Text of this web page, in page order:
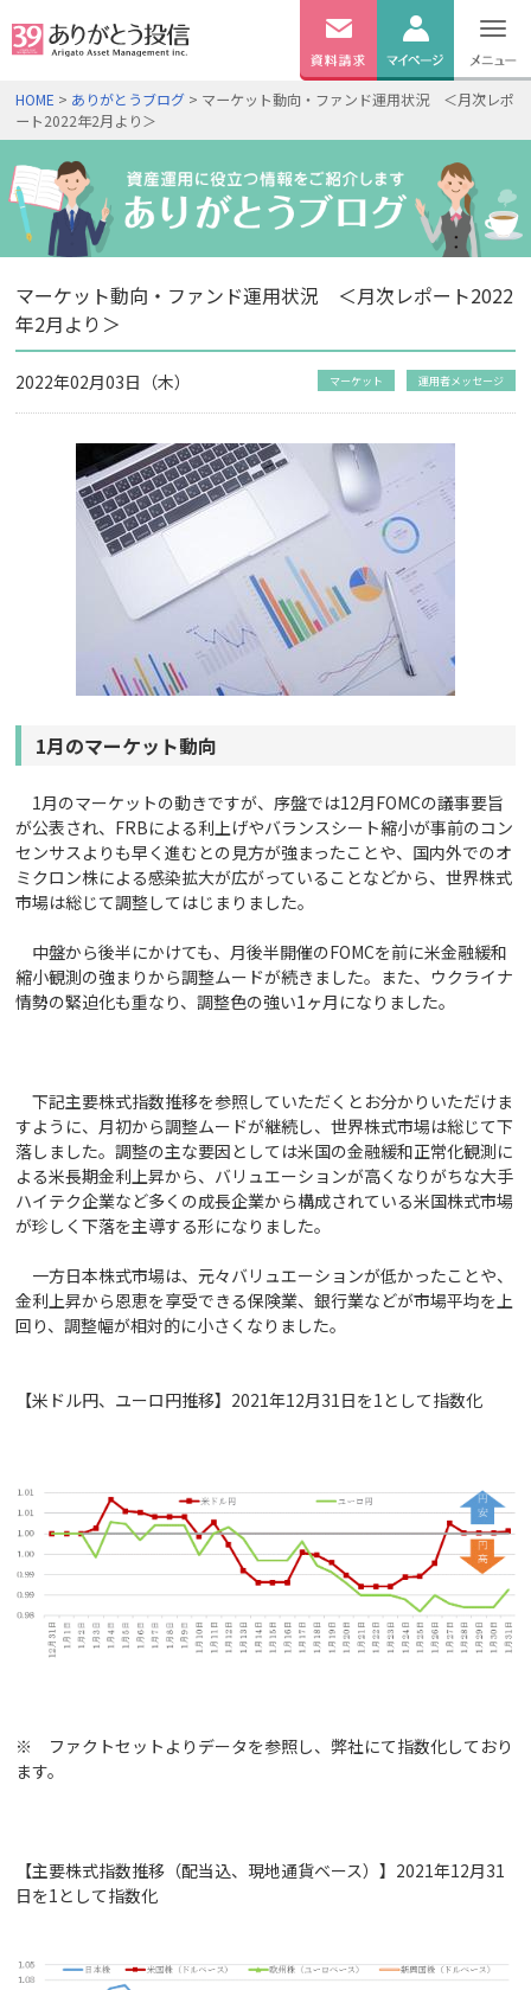
無料資料
口座開設
ログイン
HOME > ありがとうブログ > マーケット動向・ファンド運用状況 ＜月次レポ
ート2022年2月より＞
マーケット動向・ファンド運用状況 ＜月次レポート2022
年2月より＞
2022年02月03日（木） マーケット 運用者メッセージ
1月のマーケット動向
1月のマーケットの動きですが、序盤では12月FOMCの議事要旨
が公表され、FRBによる利上げやバランスシート縮小が事前のコン
センサスよりも早く進むとの見方が強まったことや、国内外でのオ
ミクロン株による感染拡大が広がっていることなどから、世界株式
市場は総じて調整してはじまりました。
中盤から後半にかけても、月後半開催のFOMCを前に米金融緩和
縮小観測の強まりから調整ムードが続きました。また、ウクライナ
情勢の緊迫化も重なり、調整色の強い1ヶ月になりました。
下記主要株式指数推移を参照していただくとお分かりいただけま
すように、月初から調整ムードが継続し、世界株式市場は総じて下
落しました。調整の主な要因としては米国の金融緩和正常化観測に
よる米長期金利上昇から、バリュエーションが高くなりがちな大手
ハイテク企業など多くの成長企業から構成されている米国株式市場
が珍しく下落を主導する形になりました。
一方日本株式市場は、元々バリュエーションが低かったことや、
金利上昇から恩恵を享受できる保険業、銀行業などが市場平均を上
回り、調整幅が相対的に小さくなりました。
【米ドル円、ユーロ円推移】2021年12月31日を1として指数化
※ ファクトセットよりデータを参照し、弊社にて指数化しており
ます。
【主要株式指数推移（配当込、現地通貨ベース）】2021年12月31
日を1として指数化